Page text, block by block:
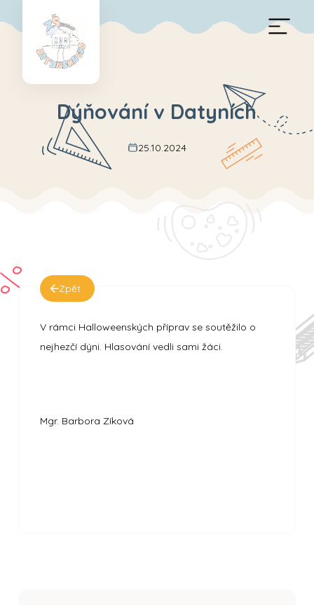
Dýňování v Datyních
25.10.2024
Zpět
V rámci Halloweenských příprav se soutěžilo o
nejhezčí dýni. Hlasování vedli sami žáci.
Mgr. Barbora Zíková